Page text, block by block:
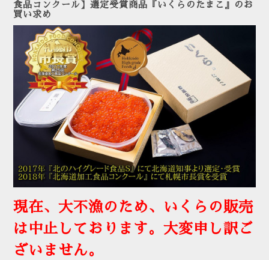
食品コンクール】選定受賞商品『いくらのたまこ』のお
買い求め
現在、大不漁のため、いくらの販売
は中止しております。大変申し訳ご
ざいません。